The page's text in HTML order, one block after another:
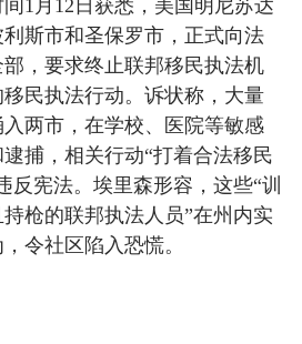
1月12日获悉，美国明尼苏达
斯市和圣保罗市，正式向法
，要求终止联邦移民执法机
民执法行动。诉状称，大量
两市，在学校、医院等敏感
捕，相关行动“打着合法移民
反宪法。埃里森形容，这些“训
枪的联邦执法人员”在州内实
令社区陷入恐慌。